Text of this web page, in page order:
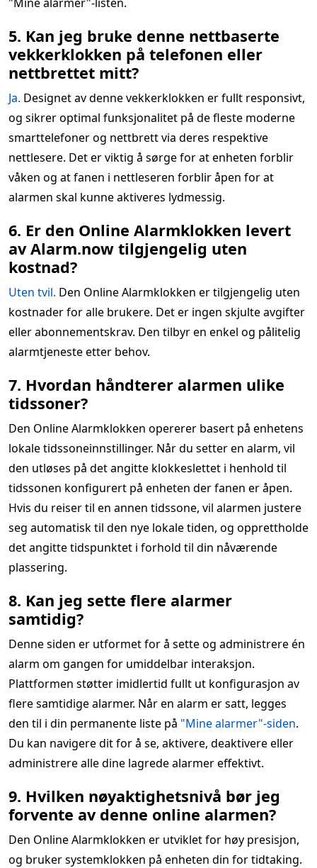
5. Kan jeg bruke denne nettbaserte
vekkerklokken på telefonen eller
nettbrettet mitt?
Ja. Designet av denne vekkerklokken er fullt responsivt,
og sikrer optimal funksjonalitet på de fleste moderne
smarttelefoner og nettbrett via deres respektive
nettlesere. Det er viktig å sørge for at enheten forblir
våken og at fanen i nettleseren forblir åpen for at
alarmen skal kunne aktiveres lydmessig.
6. Er den Online Alarmklokken levert
av Alarm.now tilgjengelig uten
kostnad?
Uten tvil. Den Online Alarmklokken er tilgjengelig uten
kostnader for alle brukere. Det er ingen skjulte avgifter
eller abonnementskrav. Den tilbyr en enkel og pålitelig
alarmtjeneste etter behov.
7. Hvordan håndterer alarmen ulike
tidssoner?
Den Online Alarmklokken opererer basert på enhetens
lokale tidssoneinnstillinger. Når du setter en alarm, vil
den utløses på det angitte klokkeslettet i henhold til
tidssonen konfigurert på enheten der fanen er åpen.
Hvis du reiser til en annen tidssone, vil alarmen justere
seg automatisk til den nye lokale tiden, og opprettholde
det angitte tidspunktet i forhold til din nåværende
plassering.
8. Kan jeg sette flere alarmer
samtidig?
Denne siden er utformet for å sette og administrere én
alarm om gangen for umiddelbar interaksjon.
Plattformen støtter imidlertid fullt ut konfigurasjon av
flere samtidige alarmer. Når en alarm er satt, legges
den til i din permanente liste på "Mine alarmer"-siden.
Du kan navigere dit for å se, aktivere, deaktivere eller
administrere alle dine lagrede alarmer effektivt.
9. Hvilken nøyaktighetsnivå bør jeg
forvente av denne online alarmen?
Den Online Alarmklokken er utviklet for høy presisjon,
og bruker systemklokken på enheten din for tidtaking.